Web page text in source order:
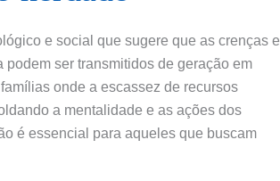
e social que sugere que as crenças e
ser transmitidos de geração em
onde a escassez de recursos
a mentalidade e as ações dos
é essencial para aqueles que buscam